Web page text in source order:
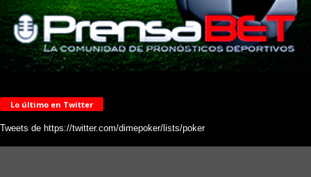
Lo último en Twitter
Tweets de https://twitter.com/dimepoker/lists/poker